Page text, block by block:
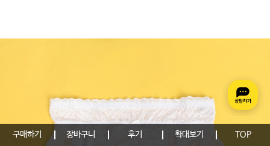
구매하기 장바구니 후기 확대보기 TOP